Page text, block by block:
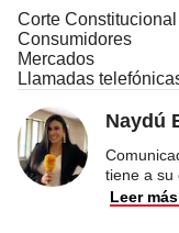
Corte
Consumidores
Mercados
Llamadas
Naydú
tiene a su
Leer más